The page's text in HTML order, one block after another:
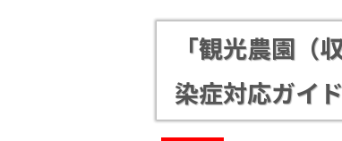
「観光農園（
染症対応ガイ